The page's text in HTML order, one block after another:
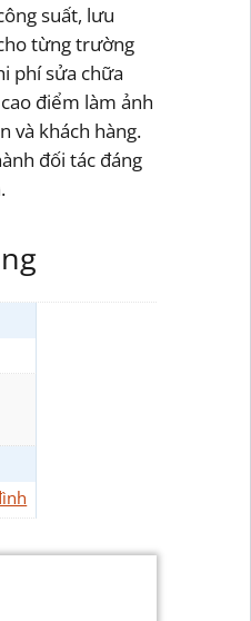
suất, lưu
từng trường
phí sửa chữa
điểm làm ảnh
và khách hàng.
đối tác đáng